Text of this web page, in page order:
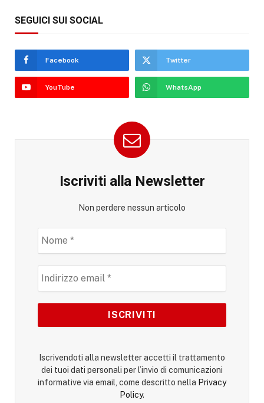
SEGUICI SUI SOCIAL
Facebook Twitter
YouTube WhatsApp
Iscriviti alla Newsletter
Non perdere nessun articolo
Iscrivendoti alla newsletter accetti il trattamento
dei tuoi dati personali per l’invio di comunicazioni
informative via email, come descritto nella Privacy
Policy.